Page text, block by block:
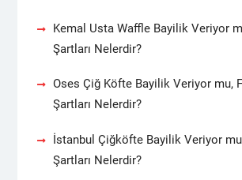
Kemal Usta Waffle Bayilik Veriyor
Şartları Nelerdir?
Oses Çiğ Köfte Bayilik Veriyor mu,
Şartları Nelerdir?
İstanbul Çiğköfte Bayilik Veriyor
Şartları Nelerdir?